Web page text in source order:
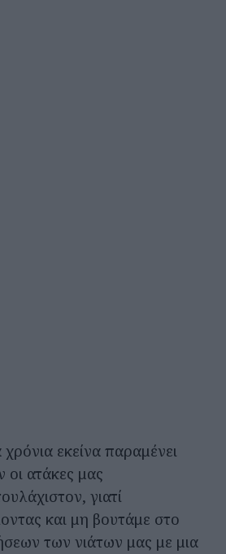
εκείνα παραμένει
οι ατάκες μας
γιατί
και μη βουτάμε στο
των νιάτων μας με μια